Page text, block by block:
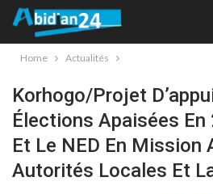
Home Actualités
Korhogo/Projet
Élections Apaisées En
Et Le NED En Mission
Autorités Locales Et